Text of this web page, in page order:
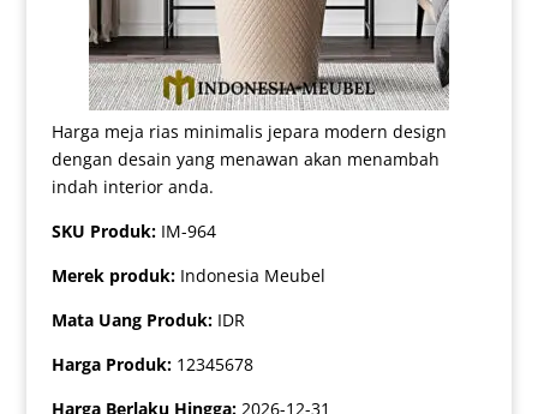
Harga meja rias minimalis jepara modern design
dengan desain yang menawan akan menambah
indah interior anda.
SKU Produk: IM-964
Merek produk: Indonesia Meubel
Mata Uang Produk: IDR
Harga Produk: 12345678
Harga Berlaku Hingga: 2026-12-31